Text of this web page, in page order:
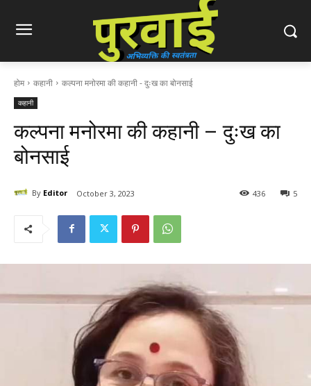
होम कहानी कल्पना मनोरमा की कहानी - दुःख का बोनसाई
कहानी
कल्पना मनोरमा की कहानी – दुःख का
बोनसाई
By Editor October 3, 2023 5
436